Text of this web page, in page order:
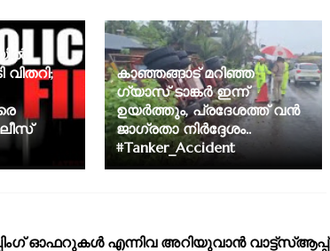
കാഞ്ഞങ്ങാട് മറിഞ്ഞ
ഗ്യാസ് ടാങ്കർ ഇന്ന്
ഉയർത്തും, പ്രദേശത്ത് വൻ
ജാഗ്രതാ നിർദ്ദേശം..
#Tanker_Accident
ഓഫറുകള്‍ എന്നിവ അറിയുവാന്‍ വാട്ട്സ്ആപ്പ്